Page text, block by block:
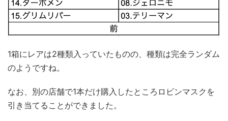
1箱にレアは2種類入っていたものの、種類は完全ランダム
のようですね。
なお、別の店舗で1本だけ購入したところロビンマスクを
引き当てることができました。